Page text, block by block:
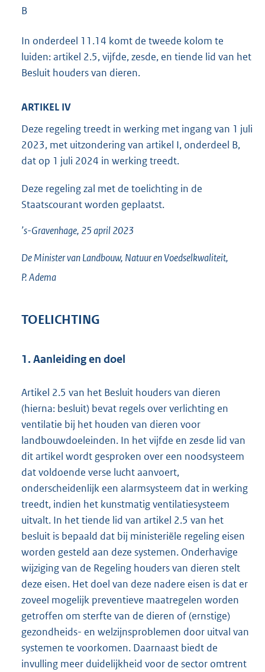
B
In onderdeel 11.14 komt de tweede kolom te
luiden: artikel 2.5, vijfde, zesde, en tiende lid van het
Besluit houders van dieren.
ARTIKEL IV
Deze regeling treedt in werking met ingang van 1 juli
2023, met uitzondering van artikel I, onderdeel B,
dat op 1 juli 2024 in werking treedt.
Deze regeling zal met de toelichting in de
Staatscourant worden geplaatst.
’s-Gravenhage, 25 april 2023
De Minister van Landbouw, Natuur en Voedselkwaliteit,
P.Adema
TOELICHTING
1. Aanleiding en doel
Artikel 2.5 van het Besluit houders van dieren
(hierna: besluit) bevat regels over verlichting en
ventilatie bij het houden van dieren voor
landbouwdoeleinden. In het vijfde en zesde lid van
dit artikel wordt gesproken over een noodsysteem
dat voldoende verse lucht aanvoert,
onderscheidenlijk een alarmsysteem dat in werking
treedt, indien het kunstmatig ventilatiesysteem
uitvalt. In het tiende lid van artikel 2.5 van het
besluit is bepaald dat bij ministeriële regeling eisen
worden gesteld aan deze systemen. Onderhavige
wijziging van de Regeling houders van dieren stelt
deze eisen. Het doel van deze nadere eisen is dat er
zoveel mogelijk preventieve maatregelen worden
getroffen om sterfte van de dieren of (ernstige)
gezondheids- en welzijnsproblemen door uitval van
systemen te voorkomen. Daarnaast biedt de
invulling meer duidelijkheid voor de sector omtrent